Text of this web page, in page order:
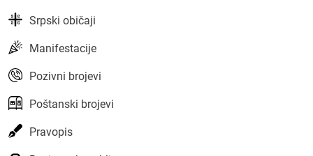
Srpski običaji
Manifestacije
Pozivni brojevi
Poštanski brojevi
Pravopis